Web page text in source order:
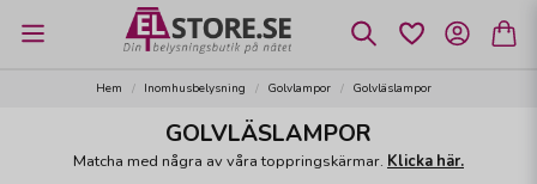
Hem Inomhusbelysning Golvlampor Golvläslampor
GOLVLÄSLAMPOR
Matcha med några av våra toppringskärmar. Klicka här.